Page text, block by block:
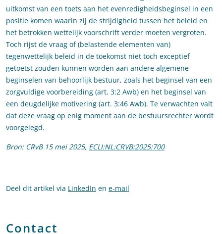
uitkomst van een toets aan het evenredigheidsbeginsel in een
positie komen waarin zij de strijdigheid tussen het beleid en
het betrokken wettelijk voorschrift verder moeten vergroten.
Toch rijst de vraag of (belastende elementen van)
tegenwettelijk beleid in de toekomst niet toch exceptief
getoetst zouden kunnen worden aan andere algemene
beginselen van behoorlijk bestuur, zoals het beginsel van een
zorgvuldige voorbereiding (art. 3:2 Awb) en het beginsel van
een deugdelijke motivering (art. 3:46 Awb). Te verwachten valt
dat deze vraag op enig moment aan de bestuursrechter wordt
voorgelegd.
Bron: CRvB 15 mei 2025, ECLI:NL:CRVB:2025:700
Deel dit artikel via LinkedIn en e-mail
Contact